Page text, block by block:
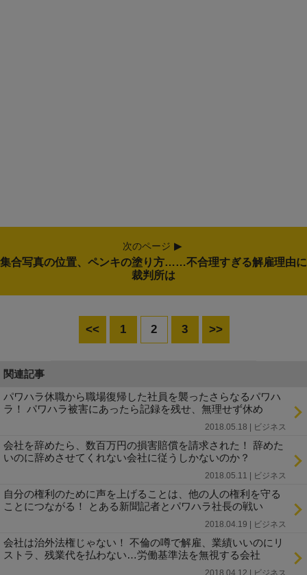
次のページ
集合写真の位置、ペンキの塗り方……不合理すぎる解雇理由に
裁判所は
<< 1 2 3 >>
関連記事
パワハラ休職から職場復帰した社員を襲ったさらなるパワハ
ラ！ パワハラ被害にあったら記録を残せ、無理せず休め
2018.05.18 | ビジネス
会社を辞めたら、数百万円の損害賠償を請求された！ 辞めた
いのに辞めさせてくれない会社に従うしかないのか？
2018.05.11 | ビジネス
自分の権利のために声を上げることは、他の人の権利を守る
ことにつながる！ とある新聞記者とパワハラ社長の戦い
2018.04.19 | ビジネス
会社は治外法権じゃない！ 不倫の噂で解雇、業績いいのにリ
ストラ、残業代を払わない…労働基準法を無視する会社
2018.04.12 | ビジネス